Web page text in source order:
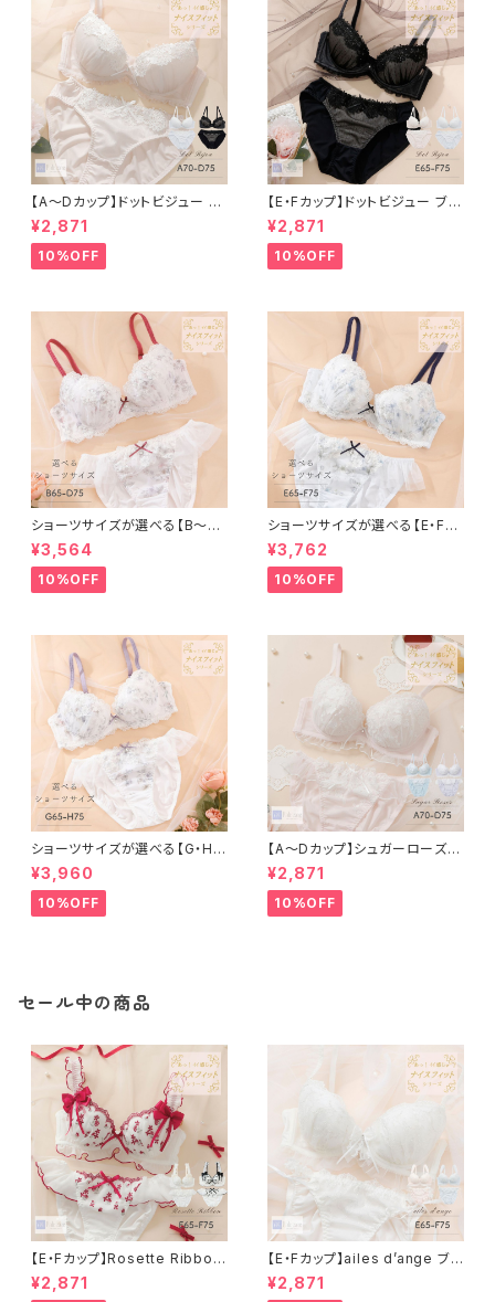
【A〜Dカップ】ドットビジュー ブ
ラ＆ショーツ
¥2,871
10%OFF
【E・Fカップ】ドットビジュー ブラ
＆ショーツ
¥2,871
10%OFF
ショーツサイズが選べる【B〜D】
セレナーデ ブラ＆ショーツ
¥3,564
10%OFF
ショーツサイズが選べる【E・F】
セレナーデ ブラ＆ショーツセット
¥3,762
10%OFF
ショーツサイズが選べる【G・H】
セレナーデ ブラ＆ショーツセット
¥3,960
10%OFF
【A〜Dカップ】シュガーローズ
ブラ＆ショーツ
¥2,871
10%OFF
セール中の商品
【E・Fカップ】Rosette Ribbon
ブラ＆ショーツ
¥2,871
【E・Fカップ】ailes d’ange ブラ
＆ショーツ
¥2,871